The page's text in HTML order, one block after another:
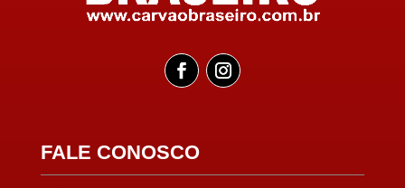
FALE CONOSCO